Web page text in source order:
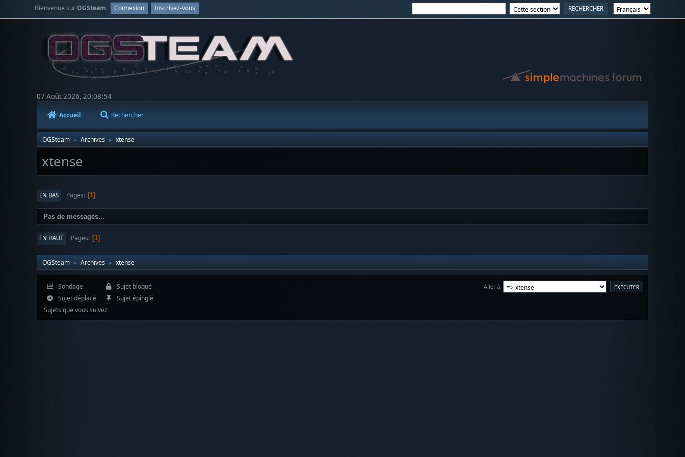
Bienvenue surOGSteam. Connexion Inscrivez-vous
07 Août 2026, 20:08:54
Accueil Rechercher
OGSteam ► Archives ► xtense
xtense
EN BAS Pages 1
Pas de messages...
EN HAUT Pages 1
OGSteam ► Archives ► xtense
Aller à
Sondage
Sujet déplacé
Sujet bloqué
Sujet épinglé
Sujets que vous suivez